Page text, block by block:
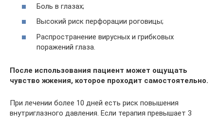
Боль в глазах;
Высокий риск перфорации роговицы;
Распространение вирусных и грибковых
поражений глаза.
После использования пациент может ощущать
чувство жжения, которое проходит самостоятельно.
При лечении более 10 дней есть риск повышения
внутриглазного давления. Если терапия превышает 3